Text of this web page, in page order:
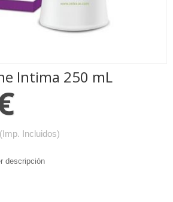
Intima 250 mL
(Imp. Incluidos)
descripción